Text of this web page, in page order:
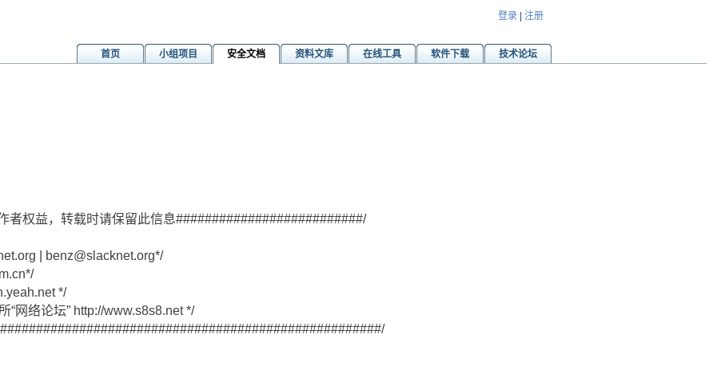
登录 注册
首页 小组项目 安全文档 资料文库 在线工具 软件下载
技术论坛
者权益，转载时请保留此信息##########################/
| benz@slacknet.org*/
*/
“网络论坛” http://www.s8s8.net */